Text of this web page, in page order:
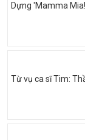
Dựng 'Mamma
Từ vụ ca sĩ Tim: